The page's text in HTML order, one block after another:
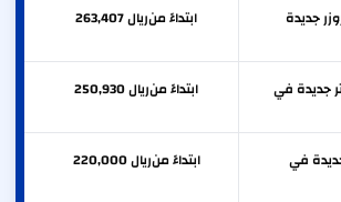
جديدة ابتداءً من 263,407ريال
جديدة في ابتداءً من 250,930ريال
4رانر جديدة في ابتداءً من 220,000ريال